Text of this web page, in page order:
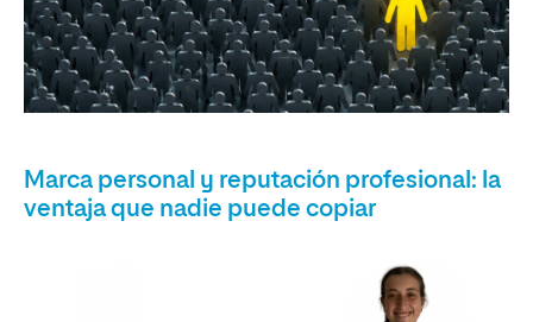
Marca personal y reputación profesional: la
ventaja que nadie puede copiar